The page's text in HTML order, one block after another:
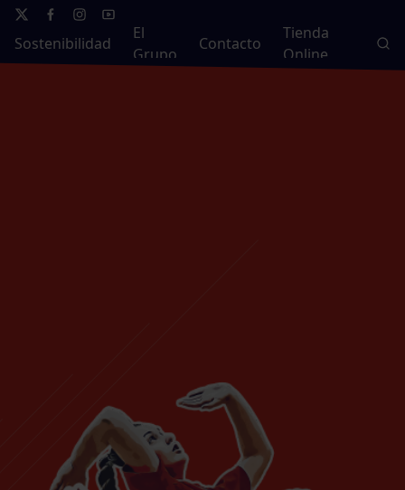
Sostenibilidad
El
Grupo
Contacto
Tienda
Online